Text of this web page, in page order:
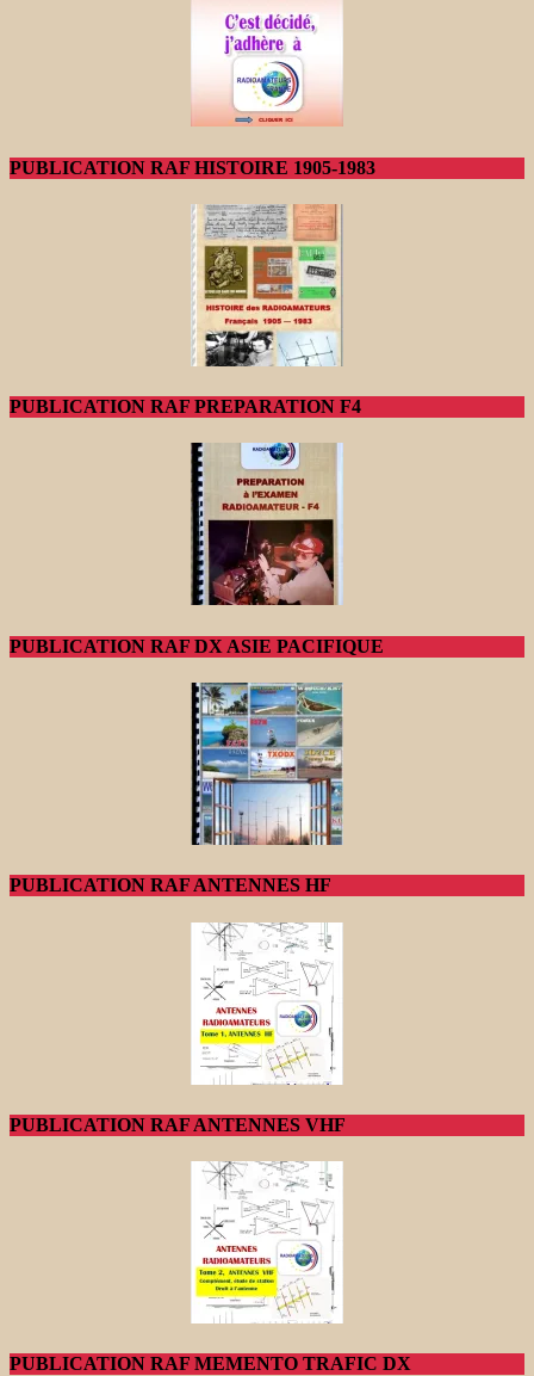
PUBLICATION RAF HISTOIRE 1905-1983
PUBLICATION RAF PREPARATION F4
PUBLICATION RAF DX ASIE PACIFIQUE
PUBLICATION RAF ANTENNES HF
PUBLICATION RAF ANTENNES VHF
PUBLICATION RAF MEMENTO TRAFIC DX